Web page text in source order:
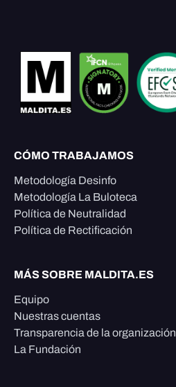
CÓMO TRABAJAMOS
Metodología Desinfo
Metodología La Buloteca
Política de Neutralidad
Política de Rectificación
MÁS SOBRE MALDITA.ES
Equipo
Nuestras cuentas
Transparencia de la organización
La Fundación